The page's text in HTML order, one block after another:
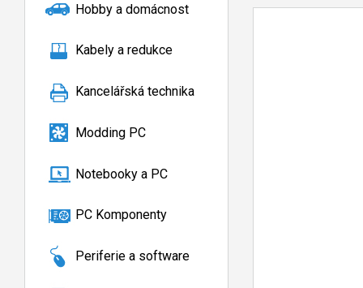
Hobby a domácnost
Kabely a redukce
Kancelářská technika
Modding PC
Notebooky a PC
PC Komponenty
Periferie a software